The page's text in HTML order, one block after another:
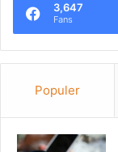
3,647
Fans
Populer